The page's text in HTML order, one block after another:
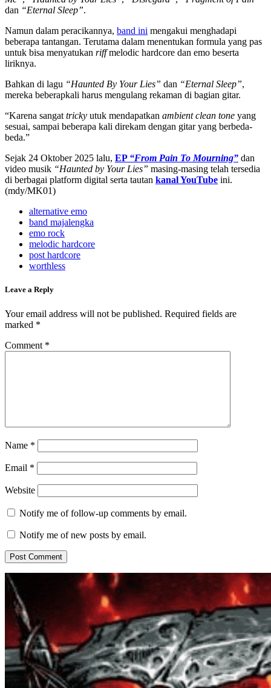
dan “Eternal Sleep”.
Namun dalam peracikannya, band ini mengakui menghadapi
beberapa tantangan. Terutama dalam menentukan formula yang pas
untuk bisa menyatukan riffmelodic hardcore dan emo beserta
liriknya.
Bahkan di lagu “Haunted By Your Lies” dan “Eternal Sleep”,
mereka beberapkali harus mengulang rekaman di bagian gitar.
“Karena sangat tricky utuk mendapatkan ambient clean tone yang
sesuai, sampai beberapa kali direkam dengan gitar yang berbeda-
beda.”
Sejak 24 Oktober 2025 lalu, EP “From Pain To Mourning” dan
video musik “Haunted by Your Lies” masing-masing telah tersedia
di berbagai platform digital serta tautan kanal YouTube ini.
(mdy/MK01)
alternative emo
band majalengka
emo rock
melodic hardcore
post hardcore
worthless
Leave a Reply
Your email address will not be published. Required fields are
marked *
Comment *
Name *
Email *
Website
Notify me of follow-up comments by email.
Notify me of new posts by email.